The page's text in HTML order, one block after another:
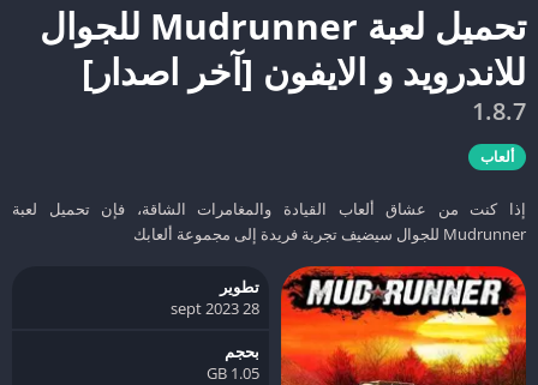
تحميل لعبة Mudrunner للجوال
للاندرويد و الايفون [آخر اصدار]
1.8.7
ألعاب
إذا كنت من عشاق ألعاب القيادة والمغامرات الشاقة، فإن تحميل لعبة
Mudrunner للجوال سيضيف تجربة فريدة إلى مجموعة ألعابك
تطوير
28 sept 2023
بحجم
1.05 GB